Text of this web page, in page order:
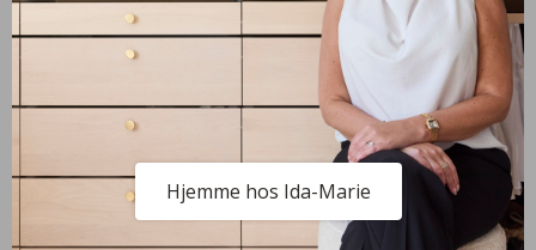
Hjemme hos Ida-Marie